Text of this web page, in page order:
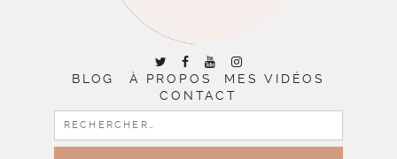
BLOG À PROPOS
MES VIDÉOS
CONTACT
RECHERCHER :